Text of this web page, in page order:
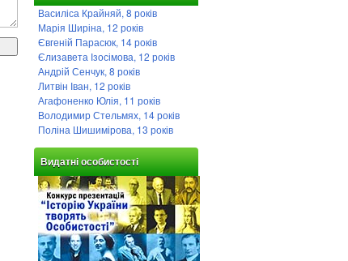
Василіса Крайняй, 8 років
Марія Ширіна, 12 років
Євгеній Парасюк, 14 років
Єлизавета Ізосімова, 12 років
Андрій Сенчук, 8 років
Литвін Іван, 12 років
Агафоненко Юлія, 11 років
Володимир Стельмях, 14 років
Поліна Шишимірова, 13 років
Видатні особистості